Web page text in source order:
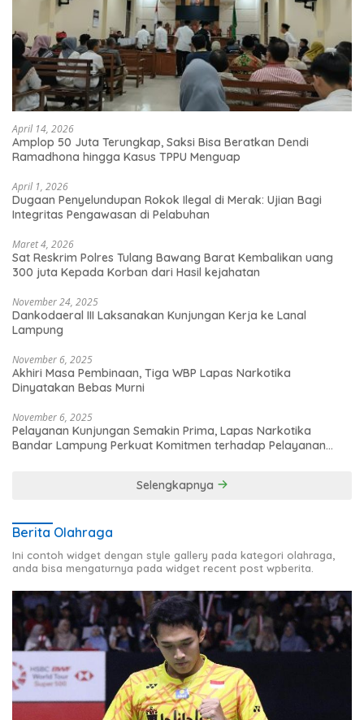
April 14, 2026
Amplop 50 Juta Terungkap, Saksi Bisa Beratkan Dendi
Ramadhona hingga Kasus TPPU Menguap
April 1, 2026
Dugaan Penyelundupan Rokok Ilegal di Merak: Ujian Bagi
Integritas Pengawasan di Pelabuhan
Maret 4, 2026
Sat Reskrim Polres Tulang Bawang Barat Kembalikan uang
300 juta Kepada Korban dari Hasil kejahatan
November 24, 2025
Dankodaeral III Laksanakan Kunjungan Kerja ke Lanal
Lampung
November 6, 2025
Akhiri Masa Pembinaan, Tiga WBP Lapas Narkotika
Dinyatakan Bebas Murni
November 6, 2025
Pelayanan Kunjungan Semakin Prima, Lapas Narkotika
Bandar Lampung Perkuat Komitmen terhadap Pelayanan
Selengkapnya
Berita Olahraga
Ini contoh widget dengan style gallery pada kategori olahraga,
anda bisa mengaturnya pada widget recent post wpberita.